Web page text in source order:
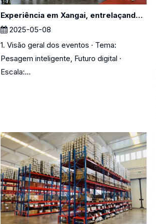
Experiência em Xangai, entrelaçando 2025
2025-05-08
1. Visão geral dos eventos · Tema:
Pesagem inteligente, Futuro digital ·
Escala:...